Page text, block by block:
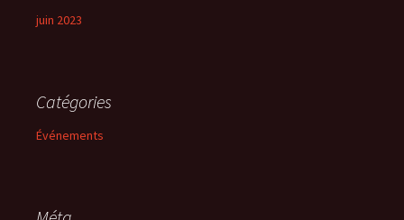
juin 2023
Catégories
Événements